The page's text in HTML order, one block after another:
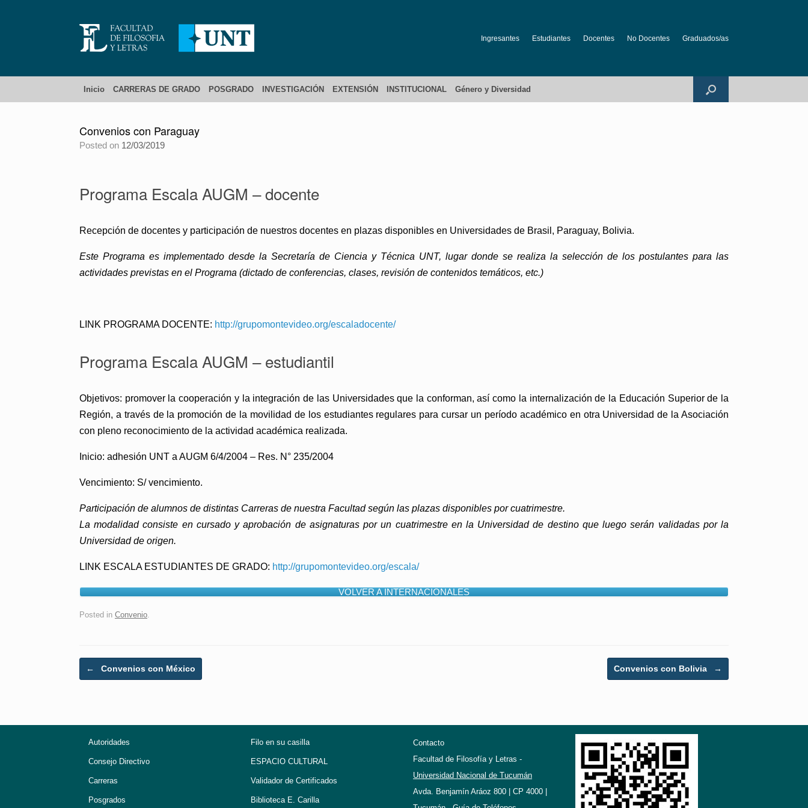
Ingresantes Estudiantes Docentes No Docentes Graduados/as
Inicio CARRERAS DE GRADO POSGRADO INVESTIGACIÓN EXTENSIÓN INSTITUCIONAL Género y Diversidad
Convenios con Paraguay
Posted on 12/03/2019
Programa Escala AUGM – docente
Recepción de docentes y participación de nuestros docentes en plazas disponibles en Universidades de Brasil, Paraguay, Bolivia.
Este Programa es implementado desde la Secretaría de Ciencia y Técnica UNT, lugar donde se realiza la selección de los postulantes para las
actividades previstas en el Programa (dictado de conferencias, clases, revisión de contenidos temáticos, etc.)
LINK PROGRAMA DOCENTE: http://grupomontevideo.org/escaladocente/
Programa Escala AUGM – estudiantil
Objetivos: promover la cooperación y la integración de las Universidades que la conforman, así como la internalización de la Educación Superior de la
Región, a través de la promoción de la movilidad de los estudiantes regulares para cursar un período académico en otra Universidad de la Asociación
con pleno reconocimiento de la actividad académica realizada.
Inicio: adhesión UNT a AUGM 6/4/2004 – Res. N° 235/2004
Vencimiento: S/ vencimiento.
Participación de alumnos de distintas Carreras de nuestra Facultad según las plazas disponibles por cuatrimestre.
La modalidad consiste en cursado y aprobación de asignaturas por un cuatrimestre en la Universidad de destino que luego serán validadas por la
Universidad de origen.
LINK ESCALA ESTUDIANTES DE GRADO: http://grupomontevideo.org/escala/
VOLVER A INTERNACIONALES
Posted in Convenio.
Post navigation
← Convenios con México Convenios con Bolivia →
Autoridades
Consejo Directivo
Carreras
Posgrados
Filo en su casilla
ESPACIO CULTURAL
Validador de Certificados
Biblioteca E. Carilla
Contacto
Facultad de Filosofía y Letras -
Universidad Nacional de Tucumán
Avda. Benjamín Aráoz 800 | CP 4000 |